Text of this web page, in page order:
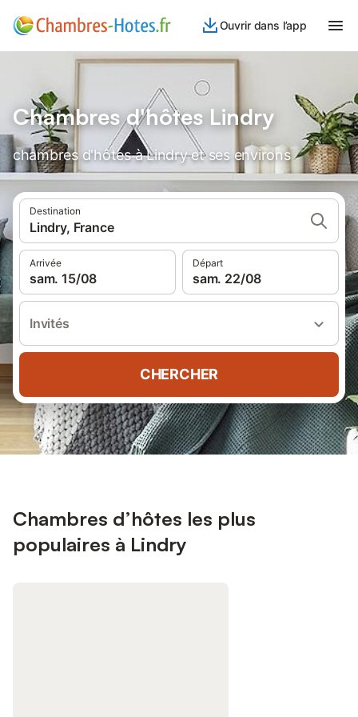
Ouvrir dans l’app
Chambres d'hôtes Lindry
chambres d'hôtes à Lindry et ses environs
Destination
Lindry, France
Arrivée
sam. 15/08
Départ
sam. 22/08
Invités
CHERCHER
Chambres d’hôtes les plus
populaires à Lindry